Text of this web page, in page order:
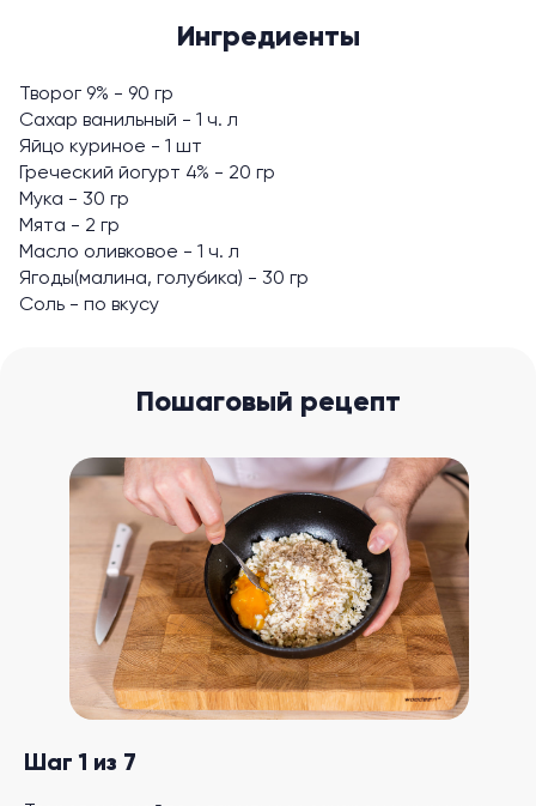
Ингредиенты
Творог 9% - 90 гр
Сахар ванильный - 1 ч. л
Яйцо куриное - 1 шт
Греческий йогурт 4% - 20 гр
Мука - 30 гр
Мята - 2 гр
Масло оливковое - 1 ч. л
Ягоды(малина, голубика) - 30 гр
Соль - по вкусу
Пошаговый рецепт
Шаг 1 из 7